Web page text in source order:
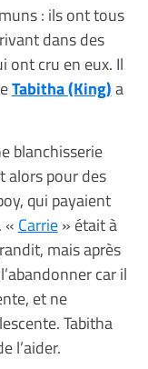
: ils ont tous
dans des
ont cru en eux. Il
Tabitha (King)a
blanchisserie
alors pour des
qui payaient
« Carrie» était à
mais après
car il
et ne
Tabitha
l’aider.